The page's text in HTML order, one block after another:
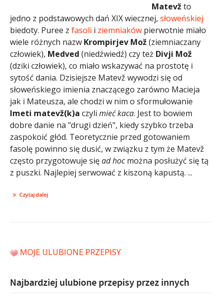
Matevžto
jedno z podstawowych dań XIX wiecznej, słoweńskiej
biedoty. Puree z fasoli i ziemniaków pierwotnie miało
wiele różnych nazw Krompirjev Mož(ziemniaczany
człowiek), Medved (niedźwiedź) czy też Divji Mož
(dziki człowiek), co miało wskazywać na prostotę i
sytość dania. Dzisiejsze Matevž wywodzi się od
słoweńskiego imienia znaczącego zarówno Macieja
jak i Mateusza, ale chodzi w nim o sformułowanie
Imeti matevž(k)a czyli mieć kaca. Jest to bowiem
dobre danie na "drugi dzień", kiedy szybko trzeba
zaspokoić głód. Teoretycznie przed gotowaniem
fasolę powinno się dusić, w związku z tym że Matevž
często przygotowuje sięad hocmożna posłużyć się tą
z puszki. Najlepiej serwować z kiszoną kapustą. ...
Czytaj dalej
MOJE ULUBIONE PRZEPISY
Najbardziej ulubione przepisy przez innych